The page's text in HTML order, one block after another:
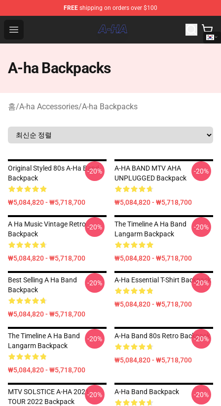
FREE shipping on orders over $100
Open menu
A-ha Store - Official A-ha Merchandise Shop
A-ha Backpacks
홈/A-ha Accessories/A-ha Backpacks
Original Styled 80s A-Ha Band
Backpack
₩5,084,820 - ₩5,718,700
-20%
A-HA BAND MTV AHA
UNPLUGGED Backpack
₩5,084,820 - ₩5,718,700
-20%
A Ha Music Vintage Retro
Backpack
₩5,084,820 - ₩5,718,700
-20%
The Timeline A Ha Band
Langarm Backpack
₩5,084,820 - ₩5,718,700
-20%
Best Selling A Ha Band
Backpack
₩5,084,820 - ₩5,718,700
-20% A-Ha Essential T-Shirt Backpack
₩5,084,820 - ₩5,718,700
-20%
The Timeline A Ha Band
Langarm Backpack
₩5,084,820 - ₩5,718,700
-20% A-Ha Band 80s Retro Backpack
₩5,084,820 - ₩5,718,700
-20%
MTV SOLSTICE A-HA 2021
TOUR 2022 Backpack
-20% A-Ha Band Backpack -20%